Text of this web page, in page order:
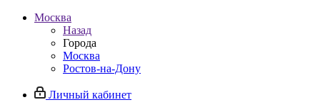
Москва
Назад
Города
Москва
Ростов-на-Дону
Личный кабинет